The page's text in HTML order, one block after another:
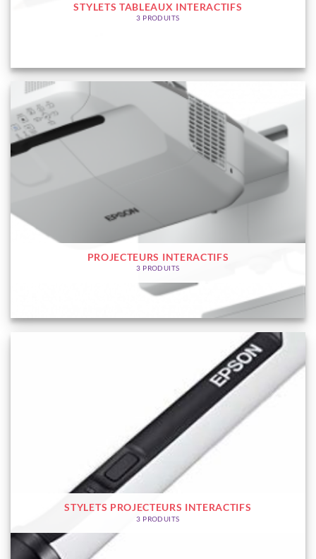
STYLETS TABLEAUX INTERACTIFS
3 PRODUITS
PROJECTEURS INTERACTIFS
3 PRODUITS
STYLETS PROJECTEURS INTERACTIFS
3 PRODUITS